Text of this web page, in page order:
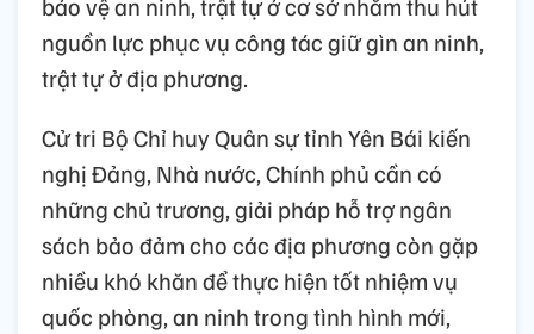
nguồn lực phục vụ công tác giữ gìn an ninh,
trật tự ở địa phương.
Cử tri Bộ Chỉ huy Quân sự tỉnh Yên Bái kiến
nghị Đảng, Nhà nước, Chính phủ cần có
những chủ trương, giải pháp hỗ trợ ngân
sách bảo đảm cho các địa phương còn gặp
nhiều khó khăn để thực hiện tốt nhiệm vụ
quốc phòng, an ninh trong tình hình mới,